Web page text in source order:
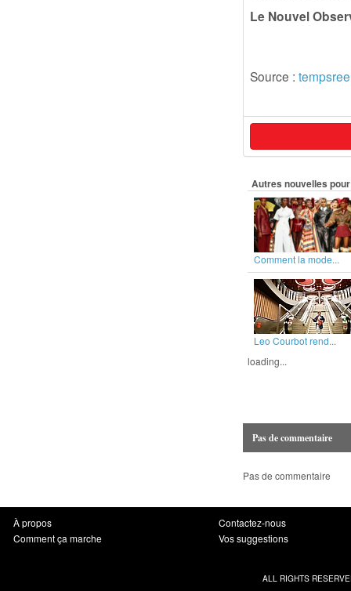
Le Nouvel
Source :
Autres nouvelles
Comment la mode...
Leo Courbot rend...
loading...
Pas de commentaire
Pas de commentaire
À propos
Comment ça marche
Contactez-nous
Vos suggestions
ALL RIGHTS